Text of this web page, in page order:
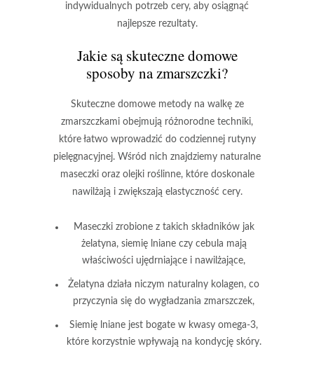
indywidualnych potrzeb cery, aby osiągnąć
najlepsze rezultaty.
Jakie są skuteczne domowe
sposoby na zmarszczki?
Skuteczne domowe metody na walkę ze
zmarszczkami obejmują różnorodne techniki,
które łatwo wprowadzić do codziennej rutyny
pielęgnacyjnej. Wśród nich znajdziemy naturalne
maseczkioraz olejki roślinne, które doskonale
nawilżają i zwiększają elastyczność cery.
Maseczkizrobione z takich składników jak
żelatyna, siemię lniane czy cebula mają
właściwości ujędrniające i nawilżające,
Żelatyna działa niczym naturalny kolagen, co
przyczynia się do wygładzania zmarszczek,
Siemię lniane jest bogate w kwasy omega-3,
które korzystnie wpływają na kondycję skóry.